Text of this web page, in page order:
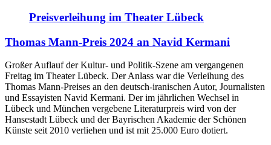
Preisverleihung im Theater Lübeck
Thomas Mann-Preis 2024 an Navid Kermani
Großer Auflauf der Kultur- und Politik-Szene am vergangenen
Freitag im Theater Lübeck. Der Anlass war die Verleihung des
Thomas Mann-Preises an den deutsch-iranischen Autor, Journalisten
und Essayisten Navid Kermani. Der im jährlichen Wechsel in
Lübeck und München vergebene Literaturpreis wird von der
Hansestadt Lübeck und der Bayrischen Akademie der Schönen
Künste seit 2010 verliehen und ist mit 25.000 Euro dotiert.